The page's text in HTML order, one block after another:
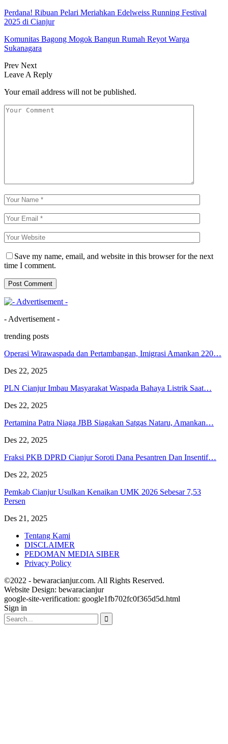
Perdana! Ribuan Pelari Meriahkan Edelweiss Running Festival
2025 di Cianjur
Komunitas Bagong Mogok Bangun Rumah Reyot Warga
Sukanagara
Prev Next
Leave A Reply
Your email address will not be published.
Save my name, email, and website in this browser for the next
time I comment.
- Advertisement -
trending posts
Operasi Wirawaspada dan Pertambangan, Imigrasi Amankan 220…
Des 22, 2025
PLN Cianjur Imbau Masyarakat Waspada Bahaya Listrik Saat…
Des 22, 2025
Pertamina Patra Niaga JBB Siagakan Satgas Nataru, Amankan…
Des 22, 2025
Fraksi PKB DPRD Cianjur Soroti Dana Pesantren Dan Insentif…
Des 22, 2025
Pemkab Cianjur Usulkan Kenaikan UMK 2026 Sebesar 7,53
Persen
Des 21, 2025
Tentang Kami
DISCLAIMER
PEDOMAN MEDIA SIBER
Privacy Policy
©2022 - bewaracianjur.com. All Rights Reserved.
Website Design: bewaracianjur
google-site-verification: google1fb702fc0f365d5d.html
Sign in